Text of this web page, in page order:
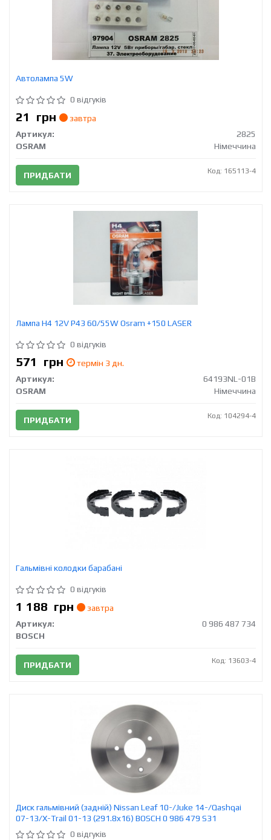
Автолампа 5W
0 відгуків
21 грн
завтра
Артикул:
2825
OSRAM
Німеччина
ПРИДБАТИ Код: 165113-4
Лампа Н4 12V Р43 60/55W Osram +150 LASER
0 відгуків
571 грн
термін 3 дн.
Артикул:
64193NL-01B
OSRAM
Німеччина
ПРИДБАТИ Код: 104294-4
Гальмівні колодки барабані
0 відгуків
1 188 грн
завтра
Артикул:
0 986 487 734
BOSCH
ПРИДБАТИ Код: 13603-4
Диск гальмівний (задній) Nissan Leaf 10-/Juke 14-/Qashqai
07-13/X-Trail 01-13 (291.8x16) BOSCH 0 986 479 S31
0 відгуків